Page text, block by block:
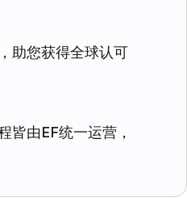
助您获得全球认可
皆由EF统一运营，